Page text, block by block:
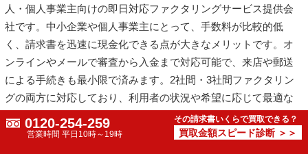
人・個人事業主向けの即日対応ファクタリングサービス提供会
社です。中小企業や個人事業主にとって、手数料が比較的低
く、請求書を迅速に現金化できる点が大きなメリットです。オ
ンラインやメールで審査から入金まで対応可能で、来店や郵送
による手続きも最小限で済みます。2社間・3社間ファクタリン
グの両方に対応しており、利用者の状況や希望に応じて最適な
0120-254-259
営業時間 平日10時～19時
その請求書いくらで買取できる？
買取金額スピード診断 ＞＞